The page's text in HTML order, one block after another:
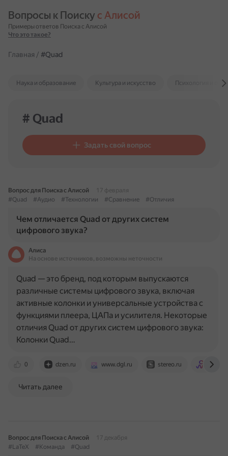
Вопросы к Поиску с Алисой
Примеры ответов Поиска с Алисой
Что это такое?
Главная / #Quad
Наука и образование Культура и искусство Психология и
# Quad
Задать свой вопрос
Вопрос для Поиска с Алисой
17 февраля
#Quad
#Аудио #Технологии #Сравнение #Отличия
Чем отличается Quad от других систем
цифрового звука?
Алиса
На основе источников, возможны неточности
0 dzen.ru www.dgl.ru stereo.ru
Quad — это бренд, под которым выпускаются
различные системы цифрового звука, включая
активные колонки и универсальные устройства с
функциями плеера, ЦАПа и усилителя. Некоторые
отличия Quad от других систем цифрового звука:
Колонки Quad…
Читать далее
Вопрос для Поиска с Алисой
17 декабря
#LaTeX
#Команда #Quad